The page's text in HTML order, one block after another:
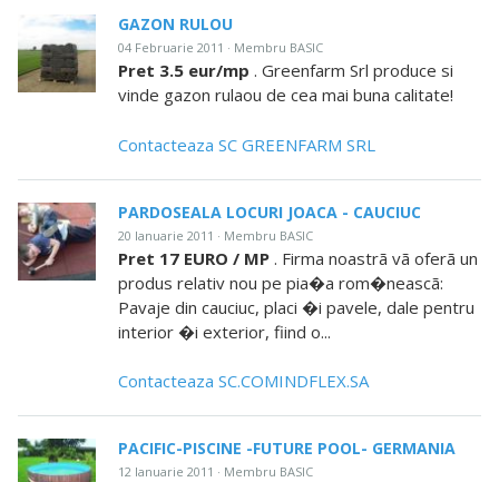
GAZON RULOU
04 Februarie 2011 · Membru BASIC
Pret 3.5 eur/mp . Greenfarm Srl produce si
vinde gazon rulaou de cea mai buna calitate!
Contacteaza SC GREENFARM SRL
PARDOSEALA LOCURI JOACA - CAUCIUC
20 Ianuarie 2011 · Membru BASIC
Pret 17 EURO / MP . Firma noastrã vã oferã un
produs relativ nou pe pia�a rom�neascã:
Pavaje din cauciuc, placi �i pavele, dale pentru
interior �i exterior, fiind o...
Contacteaza SC.COMINDFLEX.SA
PACIFIC-PISCINE -FUTURE POOL- GERMANIA
12 Ianuarie 2011 · Membru BASIC